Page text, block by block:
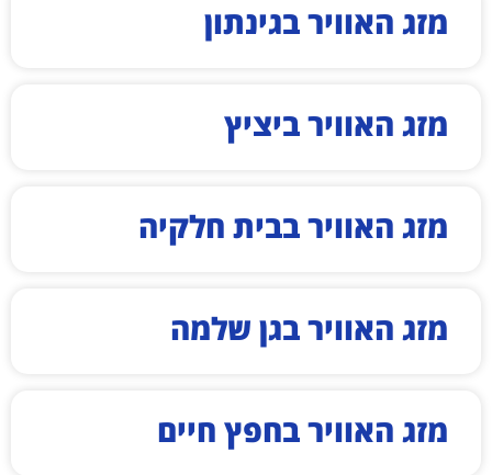
מזג האוויר בגינתון
מזג האוויר ביציץ
מזג האוויר בבית חלקיה
מזג האוויר בגן שלמה
מזג האוויר בחפץ חיים